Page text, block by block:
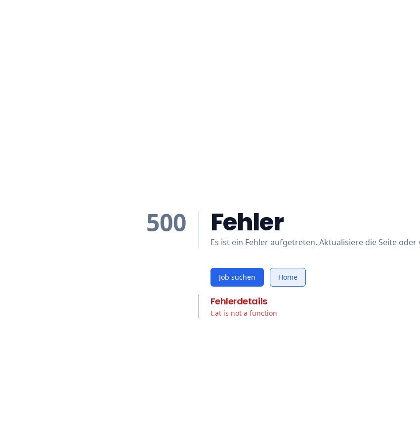
500 Fehler
Es ist ein Fehler aufgetreten. Aktualisiere die Seite
Job suchen Home
Fehlerdetails
t.at is not a function